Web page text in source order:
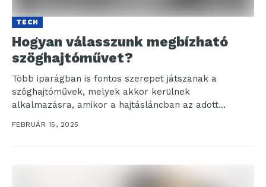
TECH
Hogyan válasszunk megbízható
szöghajtóművet?
Több iparágban is fontos szerepet játszanak a
szöghajtóművek, melyek akkor kerülnek
alkalmazásra, amikor a hajtásláncban az adott
mozgás irányának megváltoztatására van szükség. A...
FEBRUÁR 15, 2025